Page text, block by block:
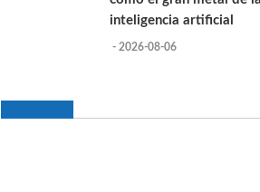
inteligencia artificial
- 2026-08-06